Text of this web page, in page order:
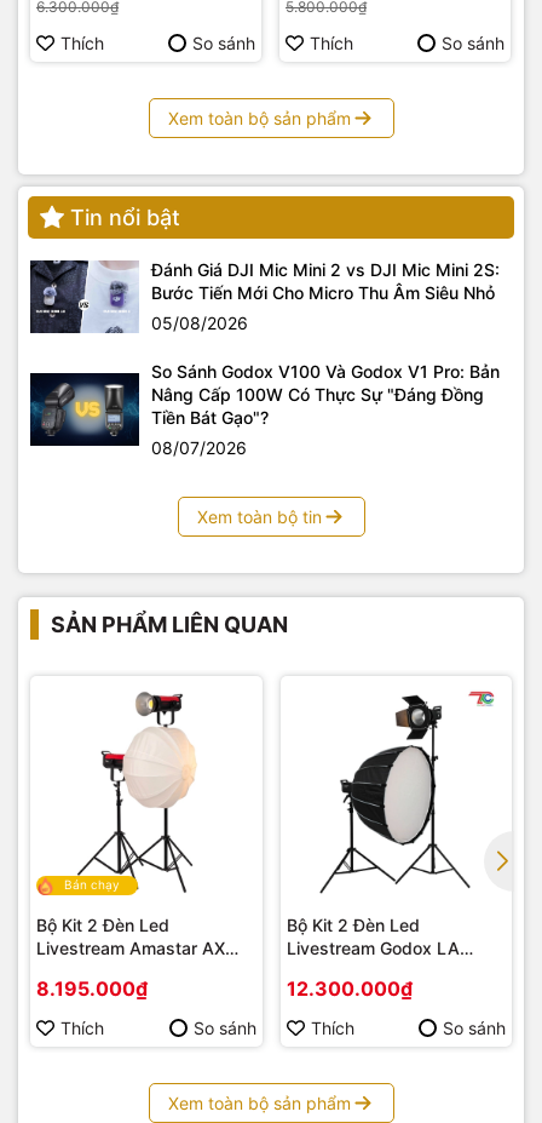
6.300.000₫
Thích So sánh
5.800.000₫
Thích So sánh
Xem toàn bộ sản phẩm
Tin nổi bật
Đánh Giá DJI Mic Mini 2 vs DJI Mic Mini 2S:
Bước Tiến Mới Cho Micro Thu Âm Siêu Nhỏ
05/08/2026
So Sánh Godox V100 Và Godox V1 Pro: Bản
Nâng Cấp 100W Có Thực Sự "Đáng Đồng
Tiền Bát Gạo"?
08/07/2026
Xem toàn bộ tin
SẢN PHẨM LIÊN QUAN
Bán chạy
Bộ Kit 2 Đèn Led
Livestream Amastar AX
8.195.000₫
Thích So sánh
Bộ Kit 2 Đèn Led
Livestream Godox LA
12.300.000₫
Thích So sánh
Xem toàn bộ sản phẩm